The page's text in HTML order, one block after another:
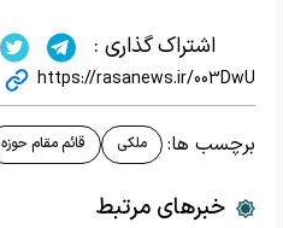
اشتراک گذاری :
https://rasanews.ir/003DwU
برچسب ها: ملکی قائم مقام حوزه
خبرهای مرتبط